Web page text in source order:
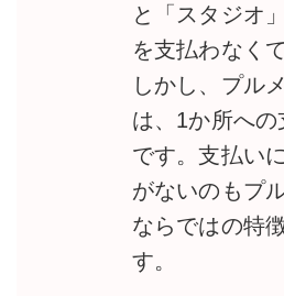
と「スタジオ
を支払わなく
しかし、プル
は、1か所へ
です。支払い
がないのもプ
ならではの特
す。